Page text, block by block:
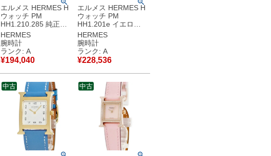
エルメス HERMES H
ウォッチ PM
HH1.210.285 純正ダ
イヤ ピンク シェル H
型 スクエア レディー
ス 腕時計クオーツ ピ
ンク 【中古】中古美
品
HERMES
腕時計
ランク: A
¥194,040
エルメス HERMES H
ウォッチ PM
HH1.201e イエロー
GP ホワイト アラビ
ア H型 スクエア レデ
ィース 腕時計クオー
ツ ホワイト 【中古】
中古美品
HERMES
腕時計
ランク: A
¥228,536
中古 中古